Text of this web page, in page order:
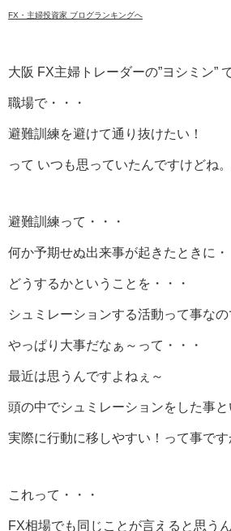
FX・主婦投資家 ブログランキングへ
大阪 FX主婦トレーダーの”ヨシミン”
職場で・・・
避難訓練を避けて通り抜けたい！
って いつも思っていたんですけどね。
避難訓練って・・・
何か予期せぬ出来事が起きたときに・
どうするかということを・・・
シュミレーションする活動って事なの
やっぱり大事だなぁ～って・・・
最近は思うんですよねぇ～
頭の中でシュミレーションをした事と
実際に行動に移しやすい！って事です
これって・・・
FX相場でも同じことが言えると思う